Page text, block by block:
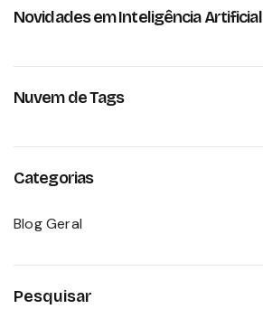
Novidades em Inteligência Artificial
Nuvem de Tags
Categorias
Blog Geral
Pesquisar